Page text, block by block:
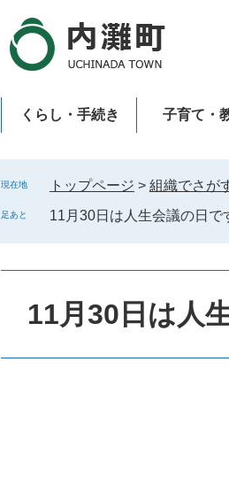
くらし・手続き 子育て・
現在地 トップページ > 組織でさが
足あと 11月30日は人生会議の日で
11月30日は人